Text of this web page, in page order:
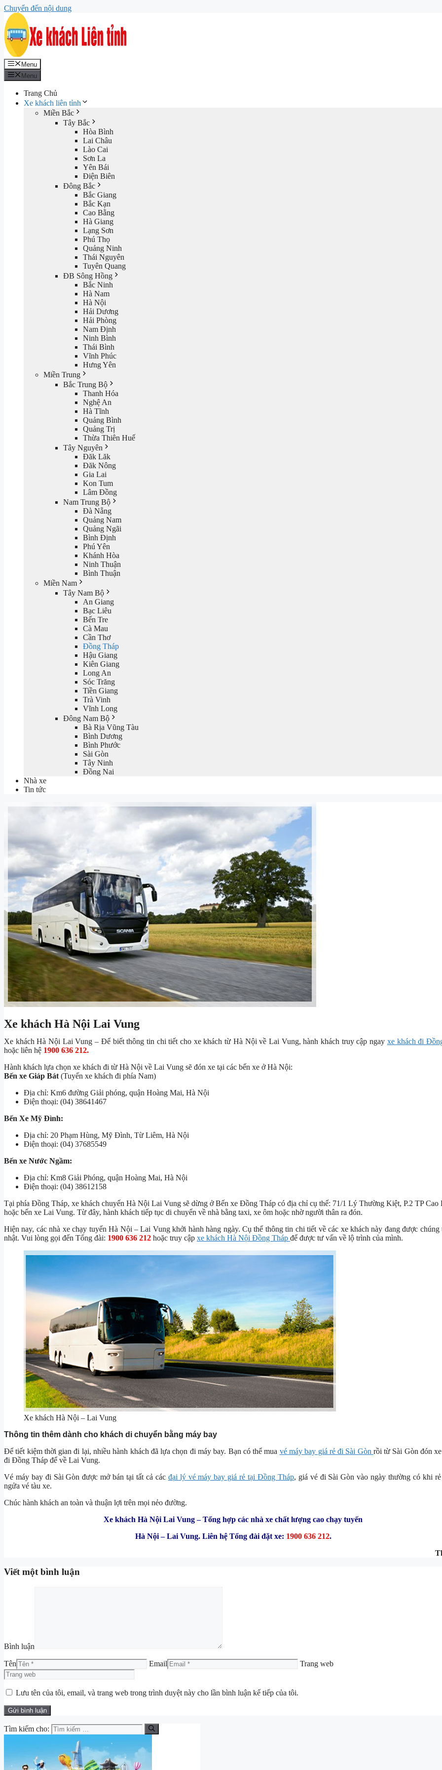
Chuyển đến nội dung
Menu
Menu
Trang Chủ
Xe khách liên tỉnh
Miền Bắc
Tây Bắc
Hòa Bình
Lai Châu
Lào Cai
Sơn La
Yên Bái
Điện Biên
Đông Bắc
Bắc Giang
Bắc Kạn
Cao Bằng
Hà Giang
Lạng Sơn
Phú Thọ
Quảng Ninh
Thái Nguyên
Tuyên Quang
ĐB Sông Hồng
Bắc Ninh
Hà Nam
Hà Nội
Hải Dương
Hải Phòng
Nam Định
Ninh Bình
Thái Bình
Vĩnh Phúc
Hưng Yên
Miền Trung
Bắc Trung Bộ
Thanh Hóa
Nghệ An
Hà Tĩnh
Quảng Bình
Quảng Trị
Thừa Thiên Huế
Tây Nguyên
Đăk Lăk
Đăk Nông
Gia Lai
Kon Tum
Lâm Đồng
Nam Trung Bộ
Đà Nẵng
Quảng Nam
Quảng Ngãi
Bình Định
Phú Yên
Khánh Hòa
Ninh Thuận
Bình Thuận
Miền Nam
Tây Nam Bộ
An Giang
Bạc Liêu
Bến Tre
Cà Mau
Cần Thơ
Đồng Tháp
Hậu Giang
Kiên Giang
Long An
Sóc Trăng
Tiền Giang
Trà Vinh
Vĩnh Long
Đông Nam Bộ
Bà Rịa Vũng Tàu
Bình Dương
Bình Phước
Sài Gòn
Tây Ninh
Đồng Nai
Nhà xe
Tin tức
Xe khách Hà Nội Lai Vung
Xe khách Hà Nội Lai Vung – Để biết thông tin chi tiết cho xe khách từ Hà Nội về Lai Vung, hành khách truy cập ngay xe khách đi
hoặc liên hệ 1900 636 212.
Hành khách lựa chọn xe khách đi từ Hà Nội về Lai Vung sẽ đón xe tại các bến xe ở Hà Nội:
Bến xe Giáp Bát (Tuyến xe khách đi phía Nam)
Địa chỉ: Km6 đường Giải phóng, quận Hoàng Mai, Hà Nội
Điện thoại: (04) 38641467
Bến Xe Mỹ Đình:
Địa chỉ: 20 Phạm Hùng, Mỹ Đình, Từ Liêm, Hà Nội
Điện thoại: (04) 37685549
Bến xe Nước Ngầm:
Địa chỉ: Km8 Giải Phóng, quận Hoàng Mai, Hà Nội
Điện thoại: (04) 38612158
Tại phía Đồng Tháp, xe khách chuyến Hà Nội Lai Vung sẽ dừng ở Bến xe Đồng Tháp có địa chỉ cụ thể: 71/1 Lý Thường Kiệt, P.2 TP Cao
hoặc bến xe Lai Vung. Từ đây, hành khách tiếp tục di chuyển về nhà bằng taxi, xe ôm hoặc nhờ người thân ra đón.
Hiện nay, các nhà xe chạy tuyến Hà Nội – Lai Vung khởi hành hàng ngày. Cụ thể thông tin chi tiết về các xe khách này đang được chúng
nhật. Vui lòng gọi đến Tổng đài: 1900 636 212 hoặc truy cập xe khách Hà Nội Đồng Tháp để được tư vấn về lộ trình của mình.
Xe khách Hà Nội – Lai Vung
Thông tin thêm dành cho khách di chuyển bằng máy bay
Để tiết kiệm thời gian đi lại, nhiều hành khách đã lựa chọn đi máy bay. Bạn có thể mua vé máy bay giá rẻ đi Sài Gòn rồi từ Sài Gòn đón
đi Đồng Tháp để về Lai Vung.
Vé máy bay đi Sài Gòn được mở bán tại tất cả các đại lý vé máy bay giá rẻ tại Đồng Tháp, giá vé đi Sài Gòn vào ngày thường có khi rẻ
ngửa vé tàu xe.
Chúc hành khách an toàn và thuận lợi trên mọi nẻo đường.
Xe khách Hà Nội Lai Vung – Tổng hợp các nhà xe chất lượng cao chạy tuyến
Hà Nội – Lai Vung. Liên hệ Tổng đài đặt xe: 1900 636 212.
Viết một bình luận
Bình luận
Tên Email Trang web
Lưu tên của tôi, email, và trang web trong trình duyệt này cho lần bình luận kế tiếp của tôi.
Tìm kiếm cho: